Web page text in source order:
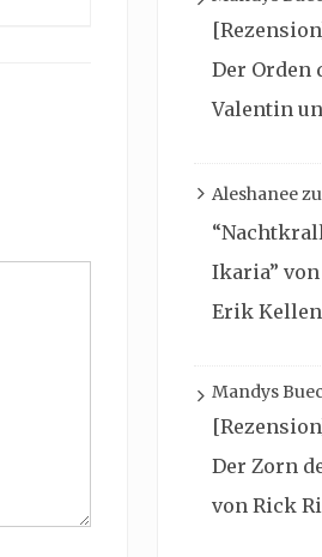
Der Orden
Valentin
Aleshaneezu
Ikaria”
Erik Kellen
Mandys
Der Zorn
von Rick